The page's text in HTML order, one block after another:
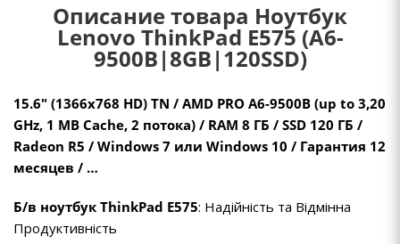
Описание товара Ноутбук
Lenovo ThinkPad E575 (A6-
9500B|8GB|120SSD)
15.6" (1366х768 HD) TN / AMD PRO A6-9500B (up to 3,20
GHz, 1 MB Cache, 2 потока) / RAM 8 ГБ / SSD 120 ГБ /
Radeon R5 / Windows 7 или Windows 10 / Гарантия 12
месяцев / …
Б/в ноутбук ThinkPad E575: Надійність та Відмінна
Продуктивність